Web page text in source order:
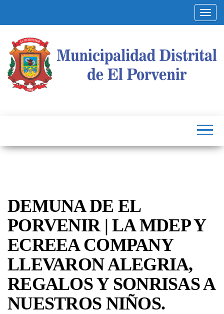
DEMUNA DE EL
PORVENIR | LA MDEP Y
ECREEA COMPANY
LLEVARON ALEGRIA,
REGALOS Y SONRISAS A
NUESTROS NIÑOS.